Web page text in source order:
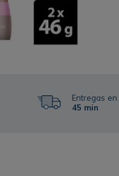
Entregas en
45 min